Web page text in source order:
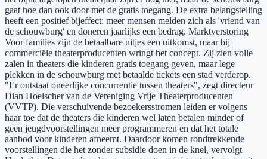
gaat hoe dan ook door met de gratis toegang. De extra belangstelling
heeft een positief bijeffect: meer mensen melden zich als 'vriend van
de schouwburg' en doneren jaarlijks een bedrag. Marktverstoring
Voor families zijn de betaalbare uitjes een uitkomst, maar bij
commerciële theaterproducenten wringt het concept. Zij zien volle
zalen in theaters die kinderen gratis toegang geven, maar lege
plekken in de schouwburg met betaalde tickets een stad verderop.
"Er ontstaat oneerlijke concurrentie tussen theaters", zegt directeur
Dian Hoelscher van de Vereniging Vrije Theaterproducenten
(VVTP). Die verschuivende bezoekersstromen leiden er volgens
haar toe dat de theaters die kinderen wel laten betalen minder of
geen jeugdvoorstellingen meer programmeren en dat het totale
aanbod voor kinderen afneemt. Daardoor komen rondtrekkende
voorstellingen die het zonder subsidie doen in de knel, vervolgt